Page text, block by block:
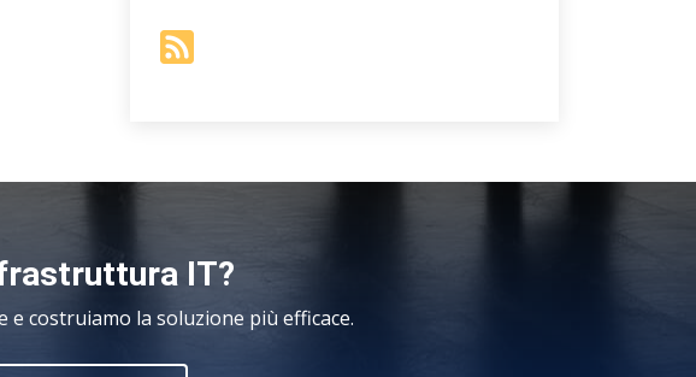
IT?
costruiamo la soluzione più efficace.